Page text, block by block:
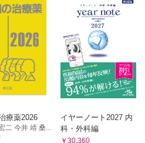
療薬2026
二 今井 靖 桑...
イヤーノート2027 内
科・外科編
￥30,360